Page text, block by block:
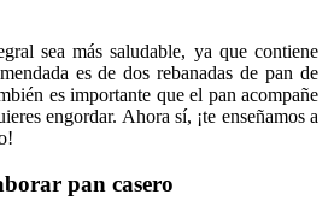
sea más saludable, ya que contiene
es de dos rebanadas de pan de
es importante que el pan acompañe
engordar. Ahora sí, ¡te enseñamos a
pan casero